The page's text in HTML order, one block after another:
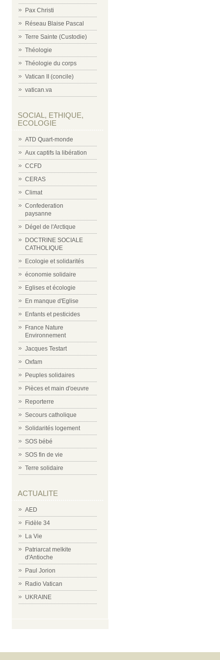
Pax Christi
Réseau Blaise Pascal
Terre Sainte (Custodie)
Théologie
Théologie du corps
Vatican II (concile)
vatican.va
SOCIAL, ETHIQUE,
ECOLOGIE
ATD Quart-monde
Aux captifs la libération
CCFD
CERAS
Climat
Confederation
paysanne
Dégel de l'Arctique
DOCTRINE SOCIALE
CATHOLIQUE
Ecologie et solidarités
économie solidaire
Eglises et écologie
En manque d'Eglise
Enfants et pesticides
France Nature
Environnement
Jacques Testart
Oxfam
Peuples solidaires
Pièces et main d'oeuvre
Reporterre
Secours catholique
Solidarités logement
SOS bébé
SOS fin de vie
Terre solidaire
ACTUALITE
AED
Fidèle 34
La Vie
Patriarcat melkite
d'Antioche
Paul Jorion
Radio Vatican
UKRAINE